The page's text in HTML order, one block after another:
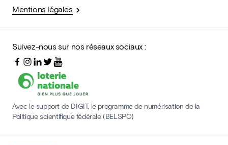
Mentions légales
Suivez-nous sur nos réseaux sociaux :
Avec le support de DIGIT, le programme de numérisation de la
Politique scientifique fédérale (BELSPO)